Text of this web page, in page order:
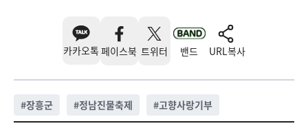
카카오톡 페이스북 트위터 밴드 URL복사
#장흥군 #정남진물축제 #고향사랑기부